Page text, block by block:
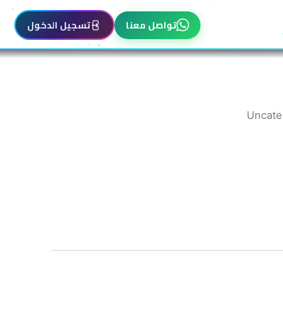
تواصل معنا تسجيل الدخول